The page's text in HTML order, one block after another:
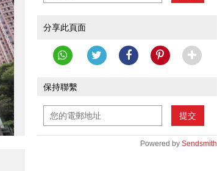
分享此頁面
保持聯繫
提交
Powered by Sendsmith